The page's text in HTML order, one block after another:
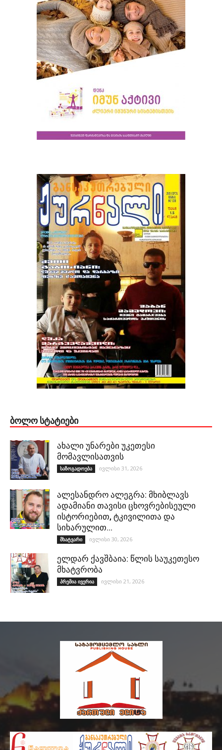
ᲑᲝᲚᲝ ᲡᲢᲐᲢᲘᲔᲑᲘ
ახალი უნარები უკეთესი
მომავლისათვის
საზოგადოება ივლისი 31, 2026
ალესანდრო ალეგრა: მხიბლავს
ადამიანი თავისი ცხოვრებისეული
ისტორიებით, ტკივილითა და
სიხარულით…
მხატვარი ივლისი 30, 2026
ელდარ ქავშბაია: წლის საუკეთესო
მხატვრობა
პრემია ივერია ივლისი 21, 2026